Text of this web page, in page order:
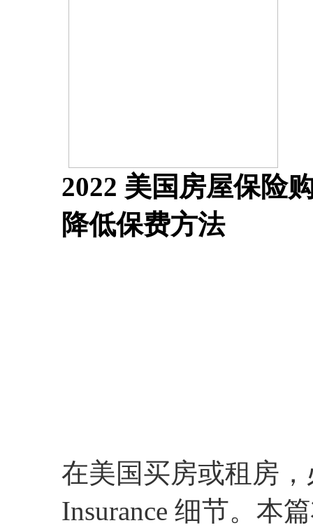
2022 美国房屋保险
降低保费方法
在美国买房或租房，
Insurance 细节。本